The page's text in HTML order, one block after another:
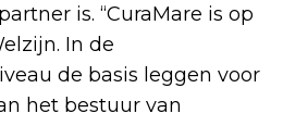
is. “CuraMare is op
In de
de basis leggen voor
het bestuur van